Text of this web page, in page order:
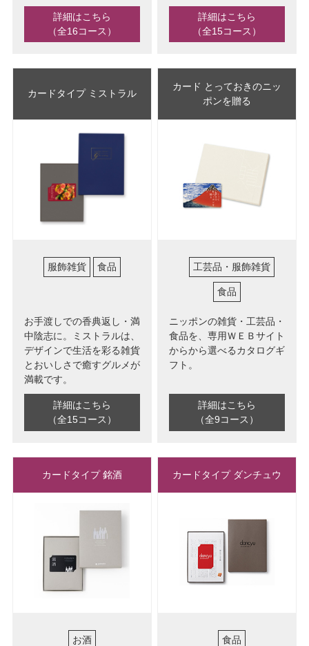
詳細はこちら
（全16コース）
詳細はこちら
（全15コース）
カードタイプ ミストラル
服飾雑貨 食品
お手渡しでの香典返し・満
中陰志に。ミストラルは、
デザインで生活を彩る雑貨
とおいしさで癒すグルメが
満載です。
詳細はこちら
（全15コース）
カード とっておきのニッ
ポンを贈る
工芸品・服飾雑貨
食品
ニッポンの雑貨・工芸品・
食品を、専用ＷＥＢサイト
からから選べるカタログギ
フト。
詳細はこちら
（全9コース）
カードタイプ 銘酒
お酒
カードタイプ ダンチュウ
食品